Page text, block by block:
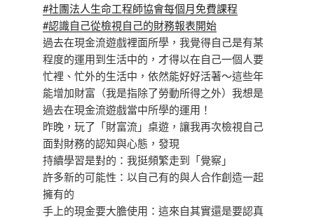
#社團法人生命工程師協會每個月免費課程
#認識自己從檢視自己的財務報表開始
過去在現金流遊戲裡面所學，我覺得自己是有某
程度的運用到生活中的，才得以在自己一個人要
忙裡、忙外的生活中，依然能好好活著～這些年
能增加財富（我是指除了勞動所得之外）我想是
過去在現金流遊戲當中所學的運用！
昨晚，玩了「財富流」桌遊，讓我再次檢視自己
面對財務的認知與心態，發現
持續學習是對的：我挺頻繁走到「覺察」
許多新的可能性：以自己有的與人合作創造一起
擁有的
手上的現金要大膽使用：這來自其實還是要認真